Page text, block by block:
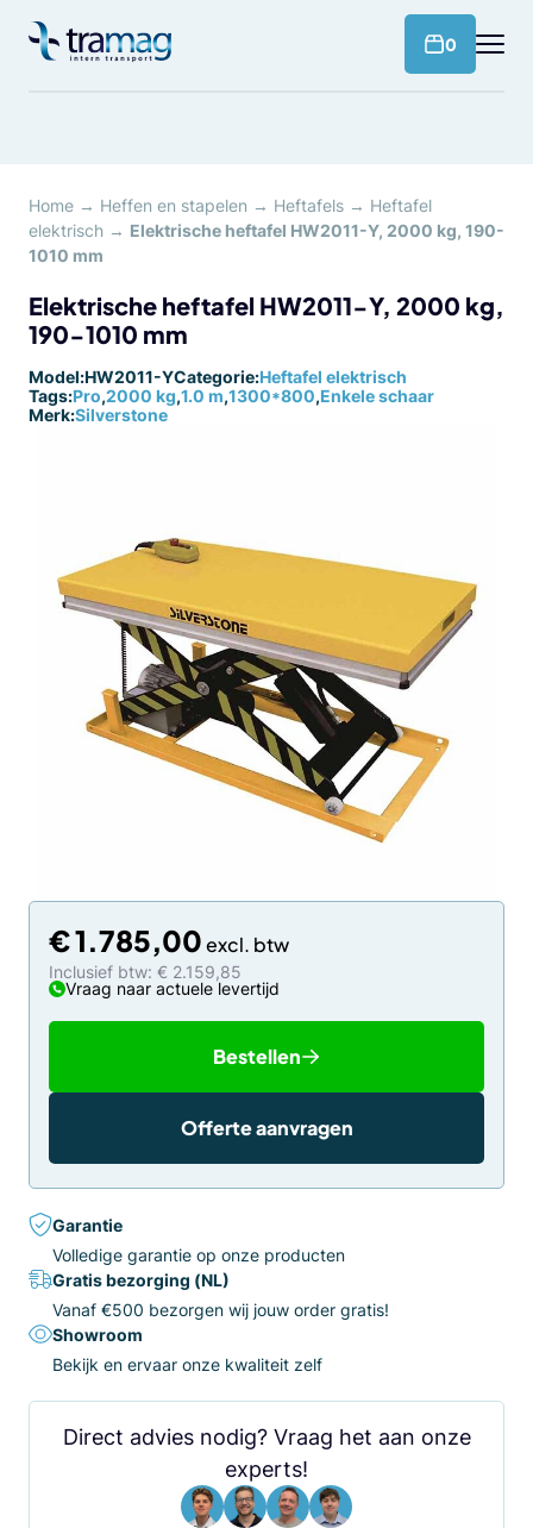
naar
0
Home → Heffen en stapelen → Heftafels → Heftafel
elektrisch → Elektrische heftafel HW2011-Y, 2000 kg, 190-
1010 mm
Elektrische heftafel HW2011-Y, 2000 kg,
190-1010 mm
Model:HW2011-YCategorie:Heftafel elektrisch
Tags:Pro,2000 kg,1.0 m,1300*800,Enkele schaar
Merk:Silverstone
€1.785,00
Inclusief btw: € 2.159,85
Vraag naar actuele levertijd
Bestellen
Offerte aanvragen
Garantie
Volledige garantie op onze producten
Gratis bezorging (NL)
Vanaf €500 bezorgen wij jouw order gratis!
Showroom
Bekijk en ervaar onze kwaliteit zelf
Direct advies nodig? Vraag het aan onze
experts!